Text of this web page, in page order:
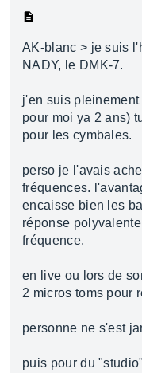
AK-blanc > je suis
NADY, le DMK-7.
j'en suis
pour moi ya 2 ans)
pour les cymbales.
perso je l'avais
fréquences.
encaisse bien les
réponse
fréquence.
en live ou lors de
2 micros toms pour
personne ne s'est
puis pour du